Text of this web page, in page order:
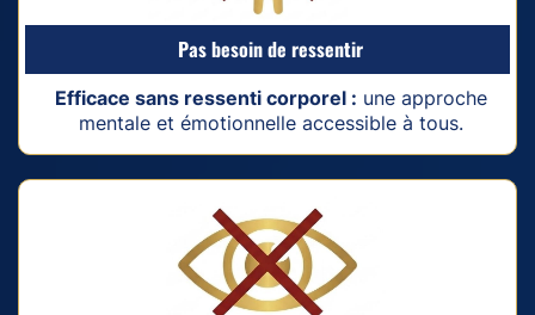
Pas besoin de ressentir
Efficace sans ressenti corporel : une approche
mentale et émotionnelle accessible à tous.